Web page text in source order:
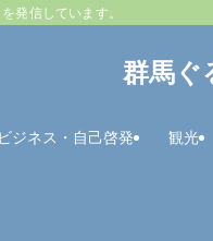
発信しています。
群馬ぐ
ジネス・自己啓発 観光